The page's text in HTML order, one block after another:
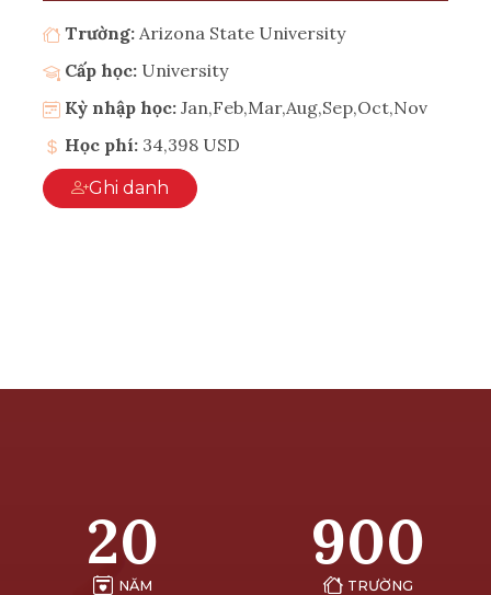
Trường: Arizona State University
Cấp học: University
Kỳ nhập học: Jan,Feb,Mar,Aug,Sep,Oct,Nov
Học phí: 34,398 USD
Ghi danh
20
NĂM
900
TRƯỜNG